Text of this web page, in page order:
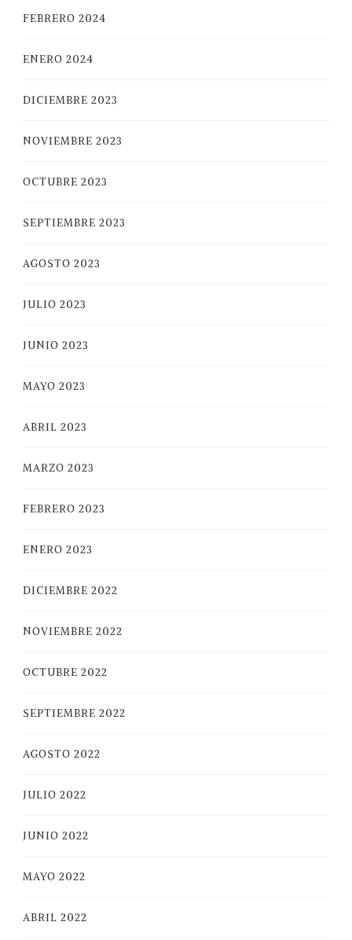
FEBRERO 2024
ENERO 2024
DICIEMBRE 2023
NOVIEMBRE 2023
OCTUBRE 2023
SEPTIEMBRE 2023
AGOSTO 2023
JULIO 2023
JUNIO 2023
MAYO 2023
ABRIL 2023
MARZO 2023
FEBRERO 2023
ENERO 2023
DICIEMBRE 2022
NOVIEMBRE 2022
OCTUBRE 2022
SEPTIEMBRE 2022
AGOSTO 2022
JULIO 2022
JUNIO 2022
MAYO 2022
ABRIL 2022